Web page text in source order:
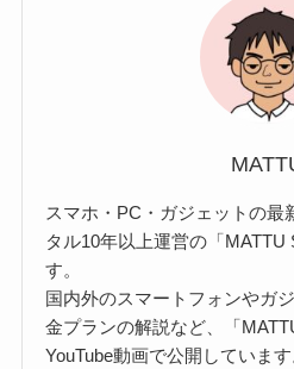
スマホ・PC・ガジェットの最
タル10年以上運営の「
す。
国内外のスマートフォンやガ
金プランの解説など、「
YouTube動画で公開しています